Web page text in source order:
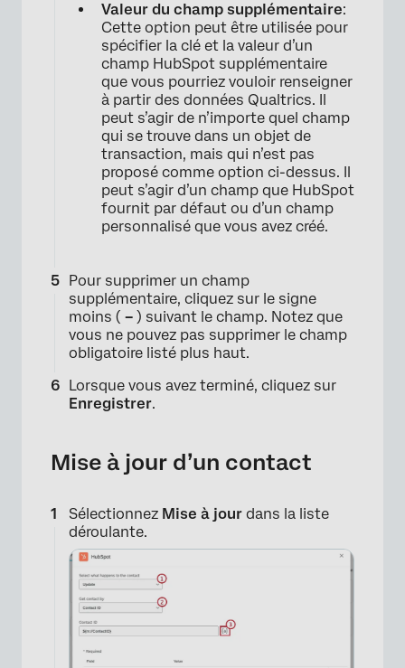
Valeur du champ supplémentaire:
Cette option peut être utilisée pour
spécifier la clé et la valeur d’un
champ HubSpot supplémentaire
que vous pourriez vouloir renseigner
à partir des données Qualtrics. Il
peut s’agir de n’importe quel champ
qui se trouve dans un objet de
transaction, mais qui n’est pas
proposé comme option ci-dessus. Il
peut s’agir d’un champ que HubSpot
fournit par défaut ou d’un champ
personnalisé que vous avez créé.
Pour supprimer un champ
supplémentaire, cliquez sur le signe
moins ( – ) suivant le champ. Notez que
vous ne pouvez pas supprimer le champ
obligatoire listé plus haut.
Lorsque vous avez terminé, cliquez sur
Enregistrer.
Mise à jour d’un contact
Sélectionnez Mise à jour dans la liste
déroulante.